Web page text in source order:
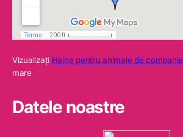
Vizualizaţi Haine pentru animale de companie
mare
Datele noastre